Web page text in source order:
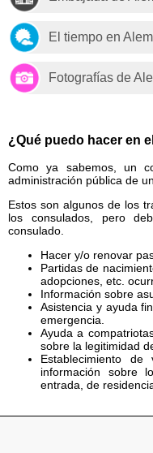
El tiempo en
Fotografías de
¿Qué puedo hacer en
Como ya sabemos, un
administración pública de
Estos son algunos de los
los consulados, pero
consulado.
Hacer y/o renovar
Partidas de
adopciones, etc.
Información sobre
Asistencia y ayuda
emergencia.
Ayuda a
sobre la legitimidad
Establecimiento
información sobre
entrada, de